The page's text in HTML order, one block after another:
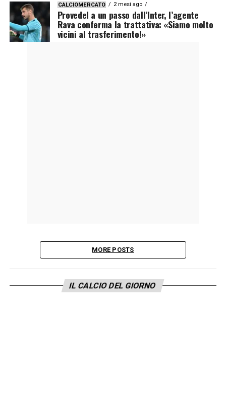
CALCIOMERCATO 2 mesi ago
Provedel a un passo dall’Inter, l’agente
Rava conferma la trattativa: «Siamo molto
vicini al trasferimento!»
MORE POSTS
IL CALCIO DEL GIORNO